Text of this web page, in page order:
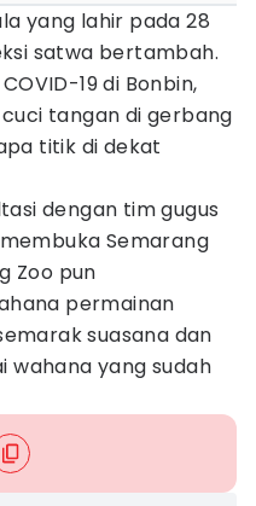
yang lahir pada 28
satwa bertambah.
19 di Bonbin,
tangan di gerbang
titik di dekat
dengan tim gugus
Semarang
Zoo pun
permainan
suasana dan
wahana yang sudah